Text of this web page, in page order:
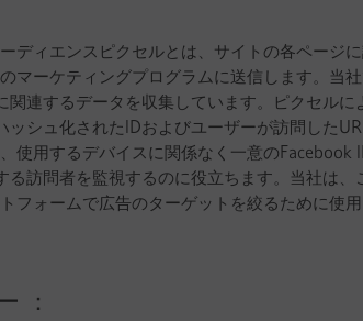
ディエンスピクセルとは、サイトの各ページ
マーケティングプログラムに送信します。当
関連するデータを収集しています。ピクセル
ッシュ化されたIDおよびユーザーが訪問した
使用するデバイスに関係なく一意の
る訪問者を監視するのに役立ちます。当社は
フォームで広告のターゲットを絞るために使用
：